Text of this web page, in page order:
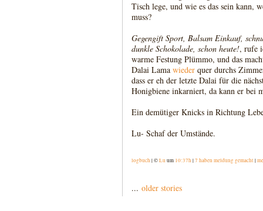
Tisch lege, und wie es das sein kann,
muss?
Gegengift Sport, Balsam Einkauf,
dunkle Schokolade, schon heute!, rufe
warme Festung Plümmo, und das
Dalai Lama wieder quer durchs
dass er eh der letzte Dalai für die
Honigbiene inkarniert, da kann er bei
Ein demütiger Knicks in Richtung
Lu- Schaf der Umstände.
logbuch | ©Lu um 10:37h |7 haben meldung gemacht|
... older stories